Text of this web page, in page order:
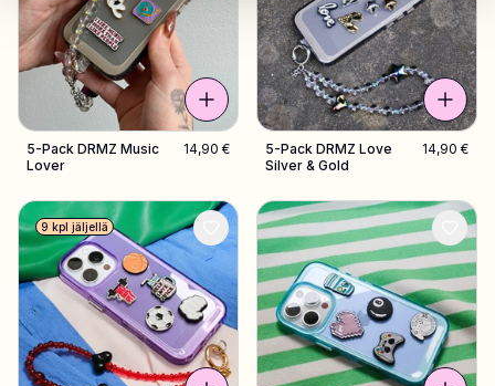
5-Pack DRMZ Music
Lover
14,90 €
5-Pack DRMZ Love
Silver & Gold
14,90 €
9 kpl jäljellä